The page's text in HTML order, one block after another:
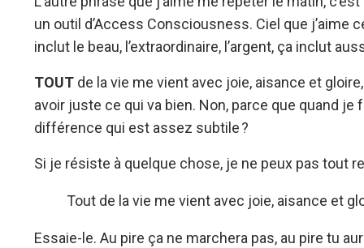
un outil d’Access Consciousness. Ciel que j’aime
inclut le beau, l’extraordinaire, l’argent, ça inclut
TOUT de la vie me vient avec joie, aisance et
avoir juste ce qui va bien. Non, parce que quand
différence qui est assez subtile ?
Si je résiste à quelque chose, je ne peux pas tout
Tout de la vie me vient avec joie, aisance et
Essaie-le. Au pire ça ne marchera pas, au pire tu